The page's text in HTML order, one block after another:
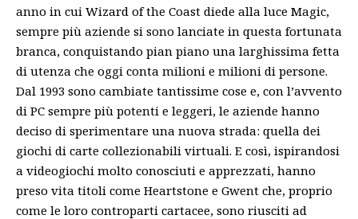
anno in cui Wizard of the Coast diede alla luce Magic,
sempre più aziende si sono lanciate in questa fortunata
branca, conquistando pian piano una larghissima fetta
di utenza che oggi conta milioni e milioni di persone.
Dal 1993 sono cambiate tantissime cose e, con l’avvento
di PC sempre più potenti e leggeri, le aziende hanno
deciso di sperimentare una nuova strada: quella dei
giochi di carte collezionabili virtuali. E così, ispirandosi
a videogiochi molto conosciuti e apprezzati, hanno
preso vita titoli come Heartstone e Gwent che, proprio
come le loro controparti cartacee, sono riusciti ad